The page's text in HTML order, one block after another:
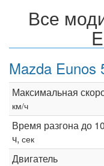
Все
Mazda Eunos
Максимальная
км/ч
Время разгона до
ч, сек
Двигатель